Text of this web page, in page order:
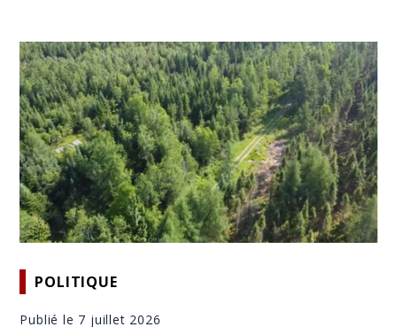
POLITIQUE
Publié le 7 juillet 2026